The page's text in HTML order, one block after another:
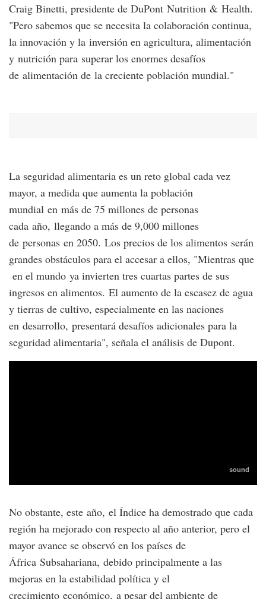
Craig Binetti, presidente de DuPont Nutrition & Health.
"Pero sabemos que se necesita la colaboración continua,
la innovación y la inversión en agricultura, alimentación
y nutrición para superar los enormes desafíos
de alimentación de la creciente población mundial."
La seguridad alimentaria es un reto global cada vez
mayor, a medida que aumenta la población
mundial en más de 75 millones de personas
cada año, llegando a más de 9,000 millones
de personas en 2050. Los precios de los alimentos serán
grandes obstáculos para el accesar a ellos, "Mientras que
en el mundo ya invierten tres cuartas partes de sus
ingresos en alimentos. El aumento de la escasez de agua
y tierras de cultivo, especialmente en las naciones
en desarrollo, presentará desafíos adicionales para la
seguridad alimentaria", señala el análisis de Dupont.
No obstante, este año, el Índice ha demostrado que cada
región ha mejorado con respecto al año anterior, pero el
mayor avance se observó en los países de
África Subsahariana, debido principalmente a las
mejoras en la estabilidad política y el
crecimiento económico, a pesar del ambiente de